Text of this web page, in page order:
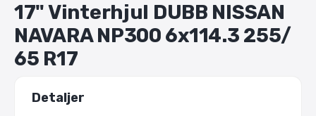
17"Vinterhjul DUBB NISSAN
NAVARA NP300 6x114.3 255​/​
65 R17
Detaljer